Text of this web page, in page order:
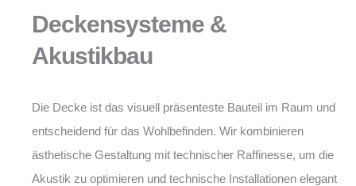
Deckensysteme &
Akustikbau
Die Decke ist das visuell präsenteste Bauteil im Raum und
entscheidend für das Wohlbefinden. Wir kombinieren
ästhetische Gestaltung mit technischer Raffinesse, um die
Akustik zu optimieren und technische Installationen elegant